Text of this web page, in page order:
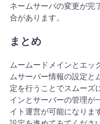
ネームサーバの変更が完
合があります。
まとめ
ムームードメインとエッ
ムサーバー情報の設定と
定を行うことでスムーズ
インとサーバーの管理が
イト運営が可能になりま